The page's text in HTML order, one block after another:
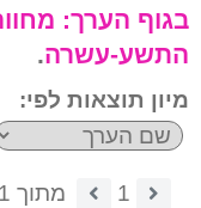
בגוף הערך:
התשע-עשרה.
מיון תוצאות לפי:
1 מתוך 1.